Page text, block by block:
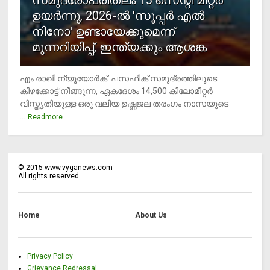
ഉയര്‍ന്നു, 2026-ല്‍ 'സൂപ്പര്‍ എല്‍
നിനോ' ഉണ്ടായേക്കുമെന്ന്
മുന്നറിയിപ്പ്, ഇന്ത്യക്കും ആശങ്ക
എം രാഖി ന്യൂയോര്‍ക്: പസഫിക് സമുദ്രത്തിലൂടെ
കിഴക്കോട്ട് നീങ്ങുന്ന, ഏകദേശം 14,500 കിലോമീറ്റര്‍
വിസ്തൃതിയുള്ള ഒരു വലിയ ഉഷ്ണജല തരംഗം നാസയുടെ
Readmore
©2015 www.vyganews.com
All rights reserved.
Home About Us
Privacy Policy
Grievance Redressal